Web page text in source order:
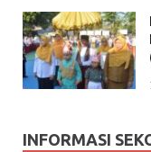
INFORMASI